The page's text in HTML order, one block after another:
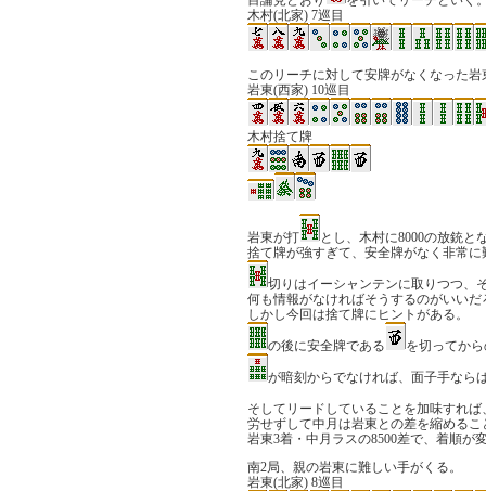
木村(北家) 7巡目
このリーチに対して安牌がなくなった
岩東(西家) 10巡目
木村捨て牌
岩東が打
とし、木村に8000の放銃と
捨て牌が強すぎて、安全牌がなく非常
切りはイーシャンテンに取りつつ、
何も情報がなければそうするのがいいだ
しかし今回は捨て牌にヒントがある。
の後に安全牌である を切ってから
が暗刻からでなければ、面子手なら
そしてリードしていることを加味すれば
労せずして中月は岩東との差を縮めるこ
岩東3着・中月ラスの8500差で、着順が
南2局、親の岩東に難しい手がくる。
岩東(北家) 8巡目